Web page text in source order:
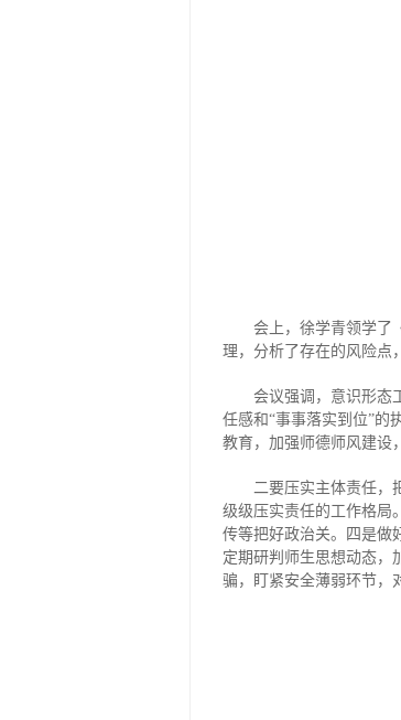
会上，徐学青领学了
理，分析了存在的风险点
会议强调，意识形态
任感和“事事落实到位”的
教育，加强师德师风建设
二要压实主体责任，
级级压实责任的工作格局
传等把好政治关。四是做
定期研判师生思想动态，
骗，盯紧安全薄弱环节，